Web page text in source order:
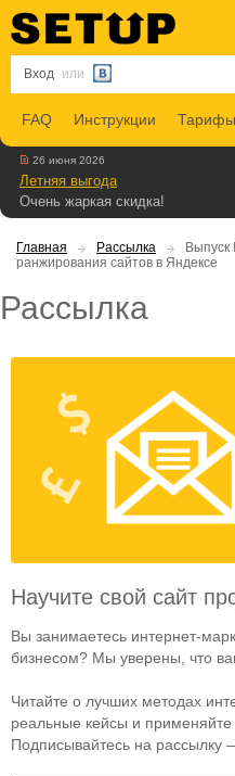
Вход или
FAQ Инструкции Тарифы
26 июня 2026
Летняя выгода
Очень жаркая скидка!
Главная Рассылка
ранжирования сайтов в Яндексе
Рассылка
Научите свой сайт
Вы занимаетесь интернет-
бизнесом? Мы уверены, что
Читайте о лучших методах
реальные кейсы и применяйте
Подписывайтесь на рассылку